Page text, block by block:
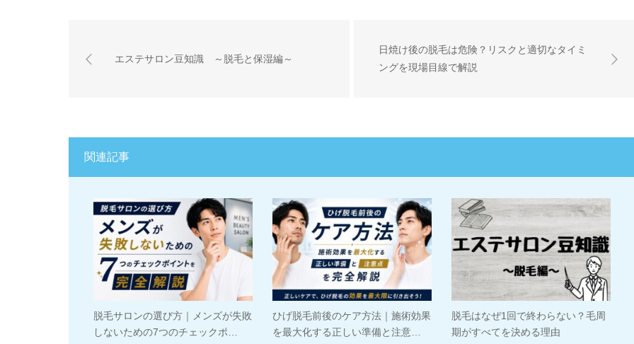
エステサロン豆知識 ～脱毛と保湿編～
日焼け後の脱毛は危険？リスクと適切なタイミ
ングを現場目線で解説
関連記事
脱毛サロンの選び方｜メンズが失敗
しないための7つのチェックポ…
ひげ脱毛前後のケア方法｜施術効果
を最大化する正しい準備と注意…
脱毛はなぜ1回で終わらない？毛周
期がすべてを決める理由